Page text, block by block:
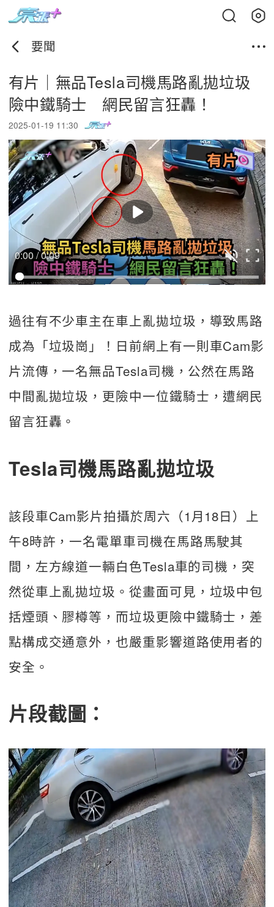
要聞
有片｜無品Tesla司機馬路亂拋垃圾
險中鐵騎士 網民留言狂轟！
2025-01-19 11:30
0:00 / 0:09
過往有不少車主在車上亂拋垃圾，導致馬路
成為「垃圾崗」！日前網上有一則車Cam影
片流傳，一名無品Tesla司機，公然在馬路
中間亂拋垃圾，更險中一位鐵騎士，遭網民
留言狂轟。
Tesla司機馬路亂拋垃圾
該段車Cam影片拍攝於周六（1月18日）上
午8時許，一名電單車司機在馬路馬駛其
間，左方線道一輛白色Tesla車的司機，突
然從車上亂拋垃圾。從畫面可見，垃圾中包
括煙頭、膠樽等，而垃圾更險中鐵騎士，差
點構成交通意外，也嚴重影響道路使用者的
安全。
片段截圖：